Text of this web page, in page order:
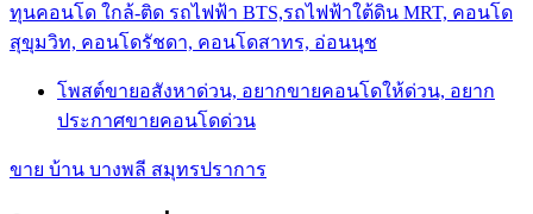
ทุนคอนโด ใกล้-ติด รถไฟฟ้า BTS,รถไฟฟ้าใต้ดิน MRT, คอนโด
สุขุมวิท, คอนโดรัชดา, คอนโดสาทร, อ่อนนุช
โพสต์ขายอสังหาด่วน, อยากขายคอนโดให้ด่วน, อยาก
ประกาศขายคอนโดด่วน
ขาย บ้าน บางพลี สมุทรปราการ